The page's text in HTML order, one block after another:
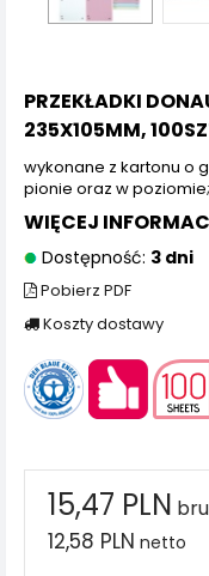
PRZEKŁADKI
235X105MM,
wykonane z kartonu o
pionie oraz w
WIĘCEJ
Dostępność: 3 dni
Pobierz PDF
Koszty dostawy
15,47 PLN
12,58 PLN netto